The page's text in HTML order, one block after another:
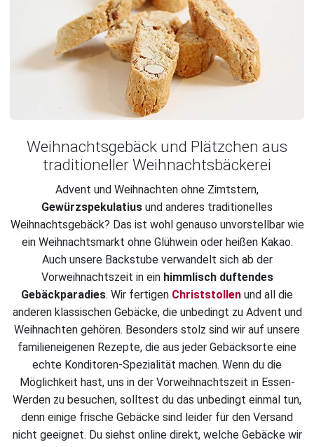
Weihnachtsgebäck und Plätzchen aus
traditioneller Weihnachtsbäckerei
Advent und Weihnachten ohne Zimtstern,
Gewürzspekulatius und anderes traditionelles
Weihnachtsgebäck? Das ist wohl genauso unvorstellbar wie
ein Weihnachtsmarkt ohne Glühwein oder heißen Kakao.
Auch unsere Backstube verwandelt sich ab der
Vorweihnachtszeit in ein himmlisch duftendes
Gebäckparadies. Wir fertigen Christstollen und all die
anderen klassischen Gebäcke, die unbedingt zu Advent und
Weihnachten gehören. Besonders stolz sind wir auf unsere
familieneigenen Rezepte, die aus jeder Gebäcksorte eine
echte Konditoren-Spezialität machen. Wenn du die
Möglichkeit hast, uns in der Vorweihnachtszeit in Essen-
Werden zu besuchen, solltest du das unbedingt einmal tun,
denn einige frische Gebäcke sind leider für den Versand
nicht geeignet. Du siehst online direkt, welche Gebäcke wir